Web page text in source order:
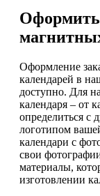
Оформить
Оформление
календарей в
доступно. Для
календаря – от
определиться с
логотипом
календари с
свои
материалы,
изготовлении